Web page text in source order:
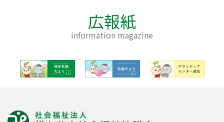
広報紙
information magazine